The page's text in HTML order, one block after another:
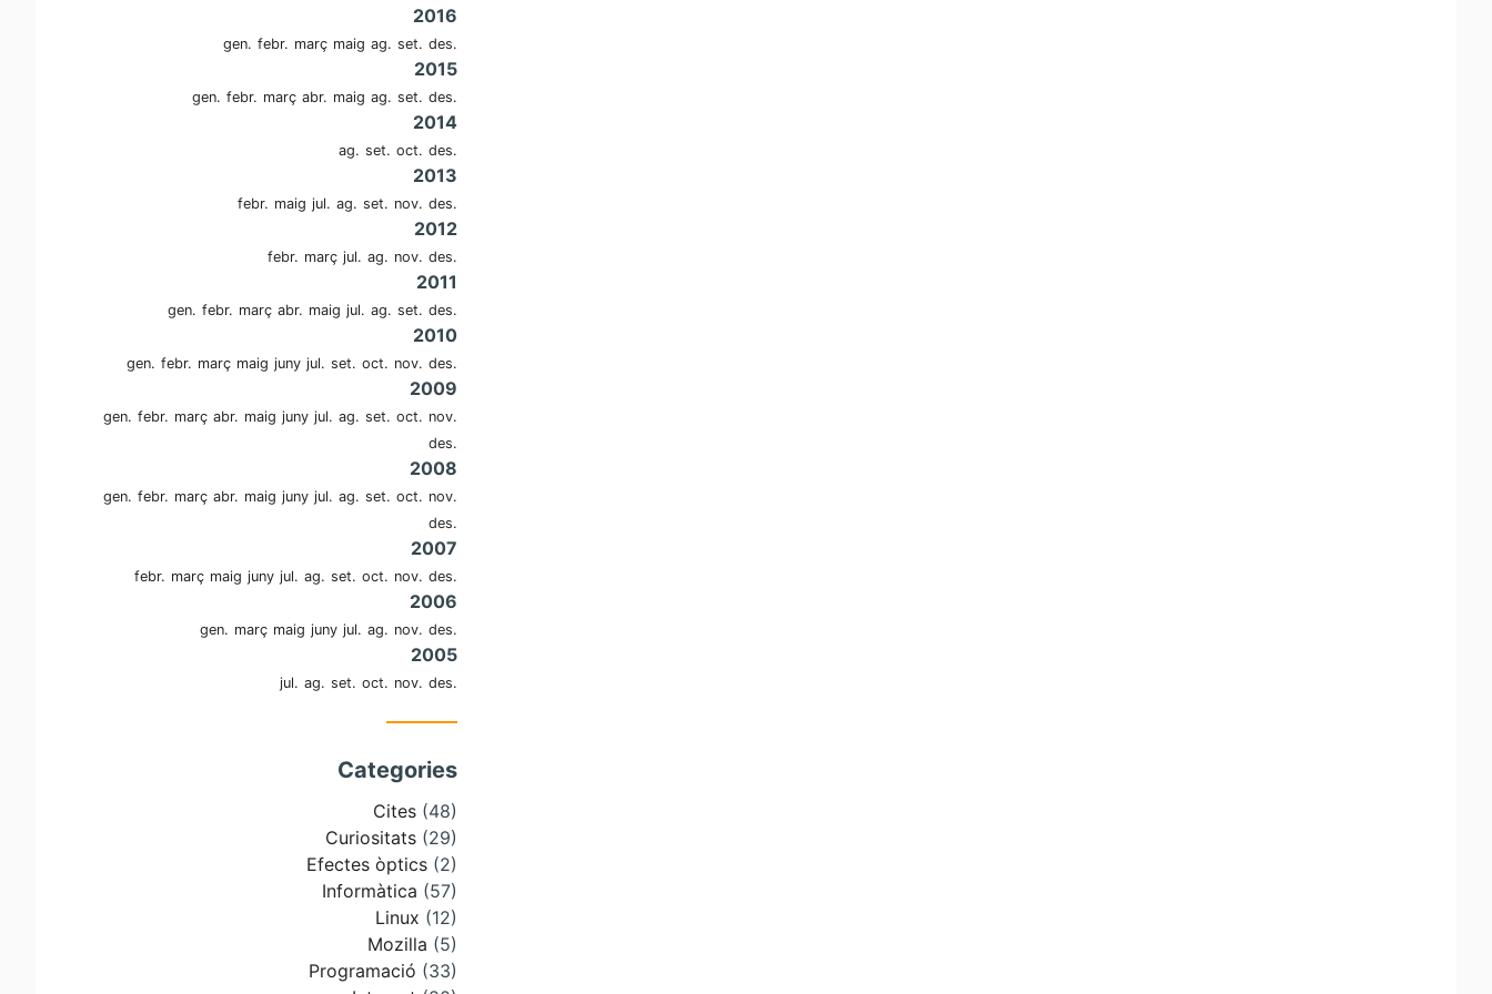
2016
gen. febr. març maig ag. set. des.
2015
gen. febr. març abr. maig ag. set. des.
2014
ag. set. oct. des.
2013
febr. maig jul. ag. set. nov. des.
2012
febr. març jul. ag. nov. des.
2011
gen. febr. març abr. maig jul. ag. set. des.
2010
gen. febr. març maig juny jul. set. oct. nov. des.
2009
gen. febr. març abr. maig juny jul. ag. set. oct. nov.
des.
2008
gen. febr. març abr. maig juny jul. ag. set. oct. nov.
des.
2007
febr. març maig juny jul. ag. set. oct. nov. des.
2006
gen. març maig juny jul. ag. nov. des.
2005
jul. ag. set. oct. nov. des.
Categories
Cites (48)
Curiositats (29)
Efectes òptics (2)
Informàtica (57)
Linux (12)
Mozilla (5)
Programació (33)